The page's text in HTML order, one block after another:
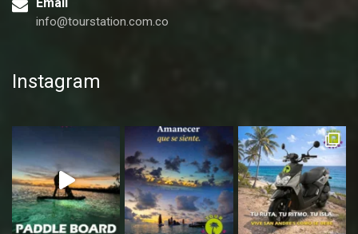
info@tourstation.com.co
Instagram